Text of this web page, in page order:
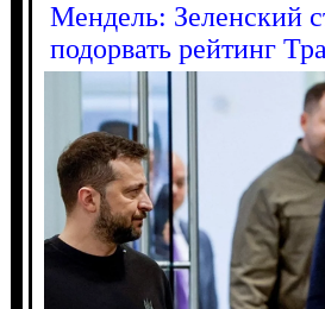
Мендель: Зеленский
подорвать рейтинг